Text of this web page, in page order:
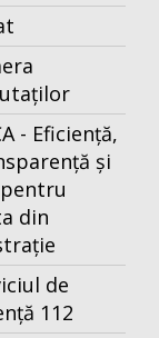
- Eficiență,
și
din
de
112